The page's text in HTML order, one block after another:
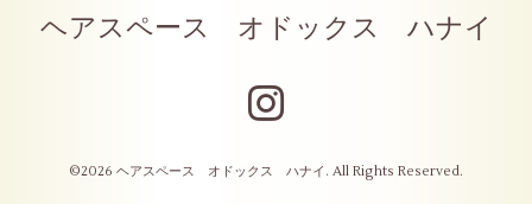
ヘアスペース オドックス ハナイ
©2026 ヘアスペース オドックス ハナイ . All Rights Reserved.